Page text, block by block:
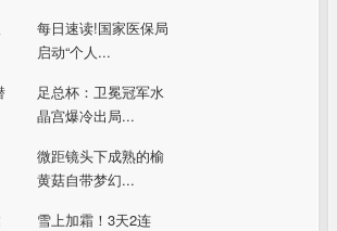
每日速读!国家医保局
启动“个人...
足总杯：卫冕冠军水
晶宫爆冷出局...
微距镜头下成熟的榆
黄菇自带梦幻...
雪上加霜！3天2连